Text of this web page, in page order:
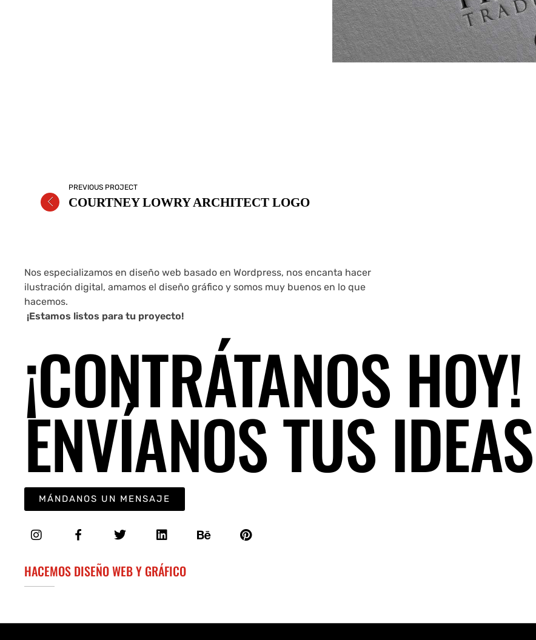
PREVIOUS PROJECT
COURTNEY LOWRY ARCHITECT LOGO
Nos especializamos en diseño web basado en Wordpress, nos encanta hacer
ilustración digital, amamos el diseño gráfico y somos muy buenos en lo que
hacemos.
¡Estamos listos para tu proyecto!
¡CONTRÁTANOS HOY!
ENVÍANOS TUS IDEAS
MÁNDANOS UN MENSAJE
HACEMOS DISEÑO WEB Y GRÁFICO